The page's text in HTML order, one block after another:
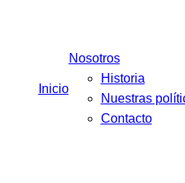
Inicio
Nosotros
Historia
Nuestras
Contacto